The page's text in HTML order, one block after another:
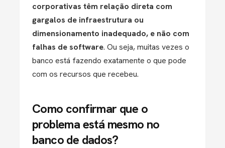
corporativas têm relação direta com
gargalos de infraestrutura ou
dimensionamento inadequado, e não com
falhas de software. Ou seja, muitas vezes o
banco está fazendo exatamente o que pode
com os recursos que recebeu.
Como confirmar que o
problema está mesmo no
banco de dados?